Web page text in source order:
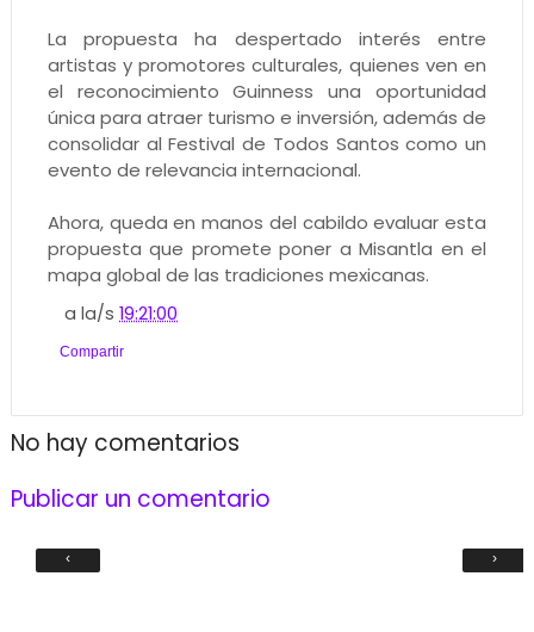
La propuesta ha despertado interés entre
artistas y promotores culturales, quienes ven en
el reconocimiento Guinness una oportunidad
única para atraer turismo e inversión, además de
consolidar al Festival de Todos Santos como un
evento de relevancia internacional.
Ahora, queda en manos del cabildo evaluar esta
propuesta que promete poner a Misantla en el
mapa global de las tradiciones mexicanas.
a la/s19:21:00
Compartir
No hay comentarios
Publicar un comentario
‹ ›